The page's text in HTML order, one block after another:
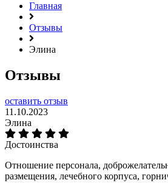
Главная
Отзывы
Элина
Отзывы
оставить отзыв
11.10.2023
Элина
Достоинства
Отношение персонала,
размещения, лечебного корпуса,